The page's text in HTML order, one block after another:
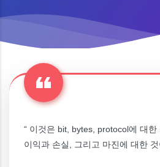
“ 이것은 bit, bytes, protocol에 대한
이익과 손실, 그리고 마진에 대한 것